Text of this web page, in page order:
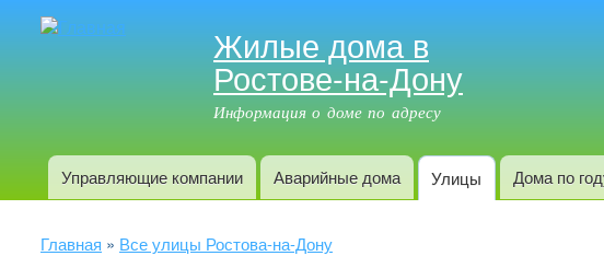
Жилые дома в
Ростове-на-Дону
Информация о доме по адресу
Главное меню
Управляющие компании Аварийные дома Улицы Дома по
Главная » Все улицы Ростова-на-Дону